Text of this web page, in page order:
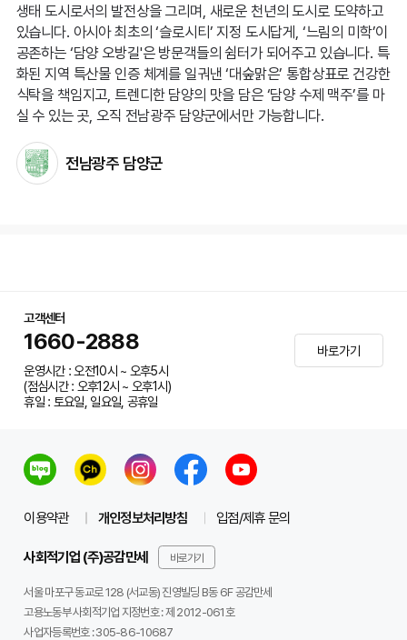
생태 도시로서의 발전상을 그리며, 새로운 천년의 도시로 도약하고
있습니다. 아시아 최초의 ‘슬로시티’ 지정 도시답게, ‘느림의 미학’이
공존하는 ‘담양 오방길'은 방문객들의 쉼터가 되어주고 있습니다. 특
화된 지역 특산물 인증 체계를 일궈낸 ‘대숲맑은’ 통합상표로 건강한
식탁을 책임지고, 트렌디한 담양의 맛을 담은 ‘담양 수제 맥주’를 마
실 수 있는 곳, 오직 전남광주 담양군에서만 가능합니다.
전남광주 담양군
고객센터
1660-2888
운영시간 : 오전10시 ~ 오후5시
(점심시간 : 오후12시 ~ 오후1시)
휴일 : 토요일, 일요일, 공휴일
바로가기
이용약관 개인정보처리방침 입점/제휴 문의
사회적기업 (주)공감만세 바로가기
서울 마포구 동교로 128 (서교동) 진영빌딩 B동 6F 공감만세
고용노동부 사회적기업 지정번호 : 제 2012-061호
사업자등록번호 :305-86-10687